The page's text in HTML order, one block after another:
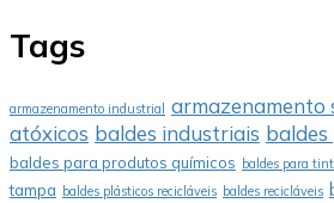
Tags
armazenamento industrial armazenamento
atóxicos baldes industriais
baldes para produtos químicos baldes para
tampa baldes plásticos recicláveis baldes recicláveis